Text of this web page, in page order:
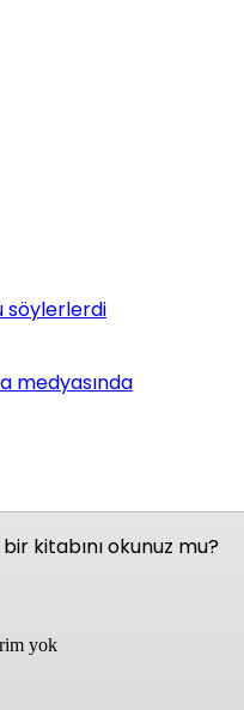
söylerlerdi
medyasında
kitabını okunuz mu?
yok